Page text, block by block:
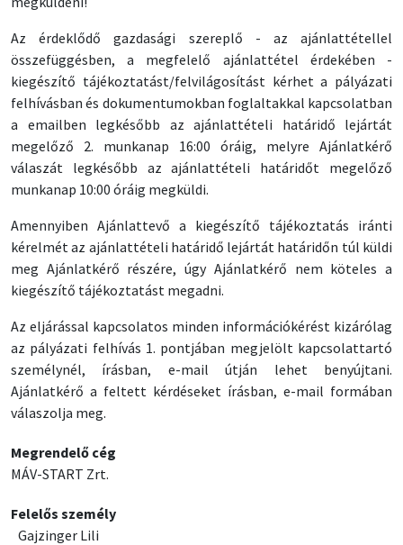
Az érdeklődő gazdasági szereplő - az ajánlattétellel
összefüggésben, a megfelelő ajánlattétel érdekében -
kiegészítő tájékoztatást/felvilágosítást kérhet a pályázati
felhívásban és dokumentumokban foglaltakkal kapcsolatban
a emailben legkésőbb az ajánlattételi határidő lejártát
megelőző 2. munkanap 16:00 óráig, melyre Ajánlatkérő
válaszát legkésőbb az ajánlattételi határidőt megelőző
munkanap 10:00 óráig megküldi.
Amennyiben Ajánlattevő a kiegészítő tájékoztatás iránti
kérelmét az ajánlattételi határidő lejártát határidőn túl küldi
meg Ajánlatkérő részére, úgy Ajánlatkérő nem köteles a
kiegészítő tájékoztatást megadni.
Az eljárással kapcsolatos minden információkérést kizárólag
az pályázati felhívás 1. pontjában megjelölt kapcsolattartó
személynél, írásban, e-mail útján lehet benyújtani.
Ajánlatkérő a feltett kérdéseket írásban, e-mail formában
válaszolja meg.
Megrendelő cég
MÁV-START Zrt.
Felelős személy
Gajzinger Lili